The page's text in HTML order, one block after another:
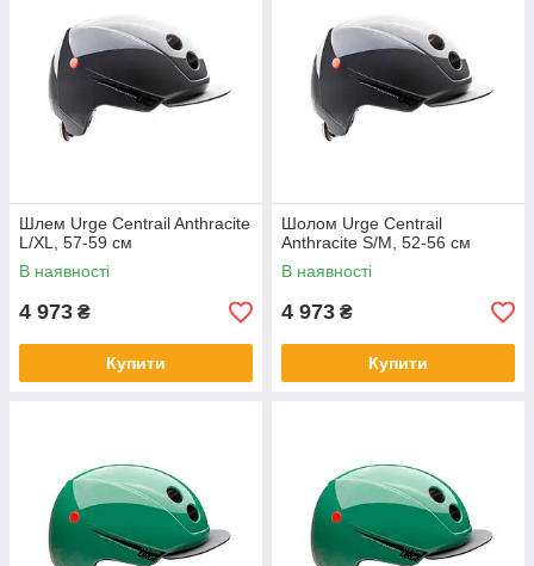
Шлем Urge Centrail Anthracite
L/XL, 57-59 см
В наявності
4 973 ₴
Купити
Шолом Urge Centrail
Anthracite S/M, 52-56 см
В наявності
4 973 ₴
Купити